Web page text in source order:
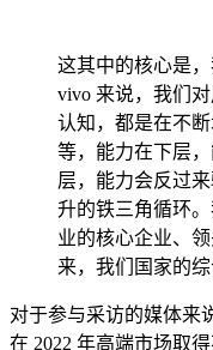
这其中的核心是
vivo 来说，我们
认知，都是在不
等，能力在下层
层，能力会反过
升的铁三角循环
业的核心企业、
来，我们国家的
对于参与采访的媒体来
在 2022 年高端市场取